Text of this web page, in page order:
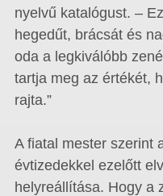
nyelvű katalógust. –
hegedűt, brácsát és
oda a legkiválóbb
tartja meg az értékét,
rajta.”
A fiatal mester szerint
évtizedekkel ezelőtt
helyreállítása. Hogy a